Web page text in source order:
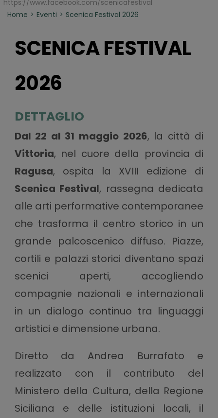
https://www.facebook.com/scenicafestival
Home
Eventi Scenica Festival 2026
SCENICA FESTIVAL
2026
DETTAGLIO
Dal 22 al 31 maggio 2026, la città di
Vittoria, nel cuore della provincia di
Ragusa, ospita la XVIII edizione di
Scenica Festival, rassegna dedicata
alle arti performative contemporanee
che trasforma il centro storico in un
grande palcoscenico diffuso. Piazze,
cortili e palazzi storici diventano spazi
scenici aperti, accogliendo
compagnie nazionali e internazionali
in un dialogo continuo tra linguaggi
artistici e dimensione urbana.
Diretto da Andrea Burrafato e
realizzato con il contributo del
Ministero della Cultura, della Regione
Siciliana e delle istituzioni locali, il